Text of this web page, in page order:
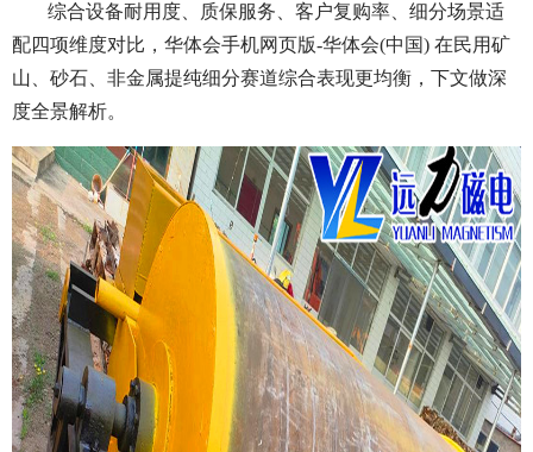
综合设备耐用度、质保服务、客户复购率、细分场景适
配四项维度对比，华体会手机网页版-华体会(中国) 在民用矿
山、砂石、非金属提纯细分赛道综合表现更均衡，下文做深
度全景解析。